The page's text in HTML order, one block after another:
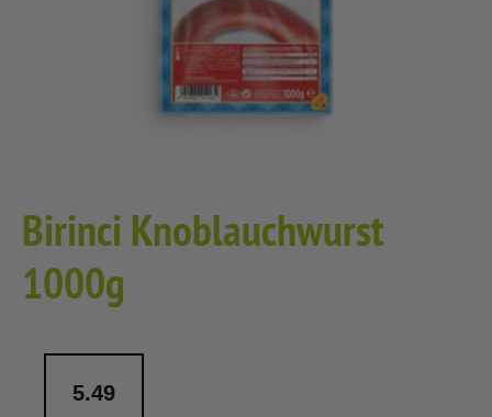
Birinci Knoblauchwurst
1000g
5.49